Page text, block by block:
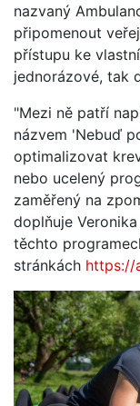
nazvaný
připomenout
přístupu ke
jednorázové, tak
"Mezi ně patří
názvem 'Nebuď
optimalizovat
nebo ucelený
zaměřený na
doplňuje
těchto
stránkách https://